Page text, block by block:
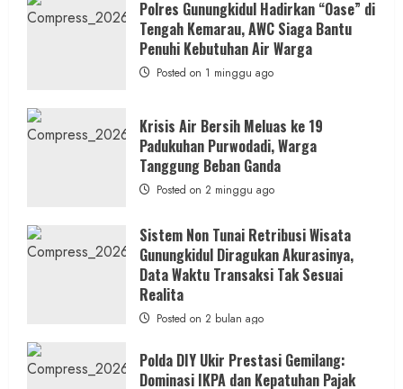
Penipuan
Masuk
RSUD
Wonosari
Seret
Oknum
Polres Gunungkidul Hadirkan “Oase” di
Tengah Kemarau, AWC Siaga Bantu
Penuhi Kebutuhan Air Warga
Posted on 1 minggu ago
Krisis Air Bersih Meluas ke 19
Padukuhan Purwodadi, Warga
Tanggung Beban Ganda
Posted on 2 minggu ago
Sistem Non Tunai Retribusi Wisata
Gunungkidul Diragukan Akurasinya,
Data Waktu Transaksi Tak Sesuai
Realita
Posted on 2 bulan ago
Polda DIY Ukir Prestasi Gemilang:
Dominasi IKPA dan Kepatuhan Pajak